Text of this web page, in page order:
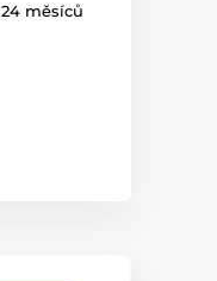
24 měsíců